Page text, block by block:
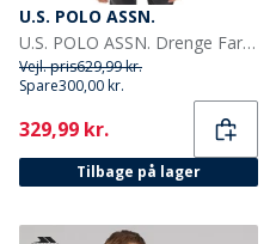
U.S. POLO ASSN.
U.S. POLO ASSN. Drenge Farveblok Åg Pufferjakke Sort
Vejl. pris629,99 kr.
Spare300,00 kr.
Current
329,99 kr.
Tilbage på lager